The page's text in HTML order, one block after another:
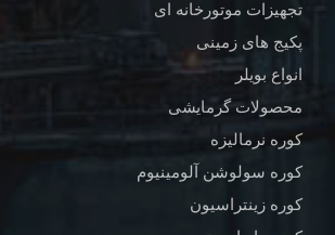
تجهیزات موتورخانه ای
پکیج های زمینی
انواع بویلر
محصولات گرمایشی
کوره نرمالیزه
کوره سولوشن آلومینیوم
کوره زینتراسیون